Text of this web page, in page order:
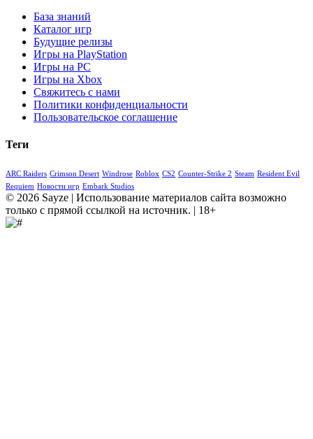
База знаний
Каталог игр
Будущие релизы
Игры на PlayStation
Игры на PC
Игры на Xbox
Свяжитесь с нами
Политики конфиденциальности
Пользовательское соглашение
Теги
ARC Raiders Crimson Desert Windrose Roblox CS2 Counter-Strike 2 Steam Resident Evil
Requiem Новости игр Embark Studios
© 2026 Sayze | Использование материалов сайта возможно
только с прямой ссылкой на источник. | 18+